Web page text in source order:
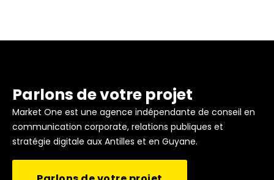
Parlons de votre projet
Market One est une agence indépendante de conseil en
communication corporate, relations publiques et
stratégie digitale aux Antilles et en Guyane.